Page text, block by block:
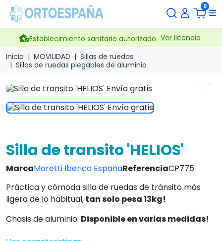
0
Establecimiento sanitario autorizado. Ver licencia
Inicio
MOVILIDAD
Sillas de ruedas
Sillas de ruedas plegables de aluminio
Silla de transito 'HELIOS'
MarcaMoretti Iberica EspañaReferenciaCP775
Práctica y cómoda silla de ruedas de tránsito más
ligera de lo habitual,tan solo pesa 13kg!
Chasis de aluminio. Disponible en varias medidas!